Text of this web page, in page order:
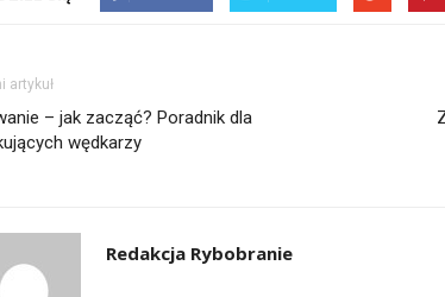
artykuł
– jak zacząć? Poradnik dla
wędkarzy
Redakcja Rybobranie